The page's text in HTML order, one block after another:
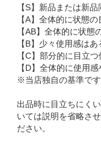
【S】新品または新
【A】全体的に状態
【AB】全体的に状
【B】少々使用感は
【C】部分的に目立
【D】全体的に使用
※当店独自の基準です
出品時に目立ちにく
いては説明を省略さ
ださい。